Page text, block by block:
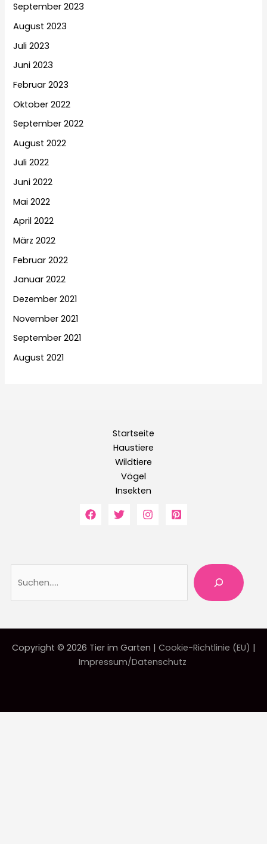
September 2023
August 2023
Juli 2023
Juni 2023
Februar 2023
Oktober 2022
September 2022
August 2022
Juli 2022
Juni 2022
Mai 2022
April 2022
März 2022
Februar 2022
Januar 2022
Dezember 2021
November 2021
September 2021
August 2021
Startseite
Haustiere
Wildtiere
Vögel
Insekten
Copyright © 2026 Tier im Garten | Cookie-Richtlinie (EU) |
Impressum/Datenschutz